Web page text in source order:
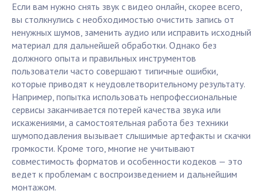
Если вам нужно снять звук с видео онлайн, скорее всего,
вы столкнулись с необходимостью очистить запись от
ненужных шумов, заменить аудио или исправить исходный
материал для дальнейшей обработки. Однако без
должного опыта и правильных инструментов
пользователи часто совершают типичные ошибки,
которые приводят к неудовлетворительному результату.
Например, попытка использовать непрофессиональные
сервисы заканчивается потерей качества звука или
искажениями, а самостоятельная работа без техники
шумоподавления вызывает слышимые артефакты и скачки
громкости. Кроме того, многие не учитывают
совместимость форматов и особенности кодеков — это
ведет к проблемам с воспроизведением и дальнейшим
монтажом.